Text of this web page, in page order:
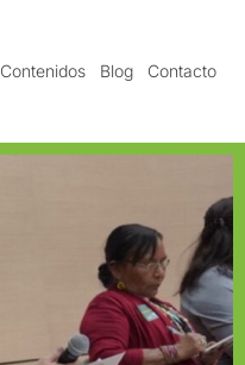
Contenidos Blog Contacto